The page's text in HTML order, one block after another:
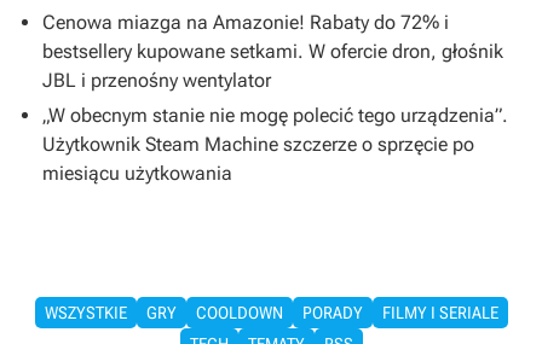
Cenowa miazga na Amazonie! Rabaty do 72% i
bestsellery kupowane setkami. W ofercie dron, głośnik
JBL i przenośny wentylator
„W obecnym stanie nie mogę polecić tego urządzenia”.
Użytkownik Steam Machine szczerze o sprzęcie po
miesiącu użytkowania
WSZYSTKIE GRY COOLDOWN PORADY
FILMY I SERIALE